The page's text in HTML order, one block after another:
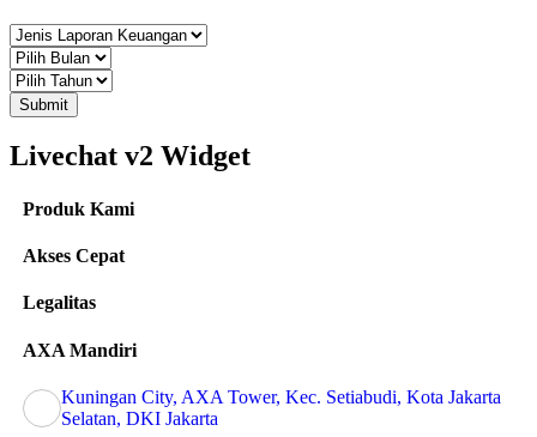
Submit
Livechat v2 Widget
Produk Kami
Akses Cepat
Legalitas
AXA Mandiri
Kuningan City, AXA Tower, Kec. Setiabudi, Kota Jakarta
Selatan, DKI Jakarta